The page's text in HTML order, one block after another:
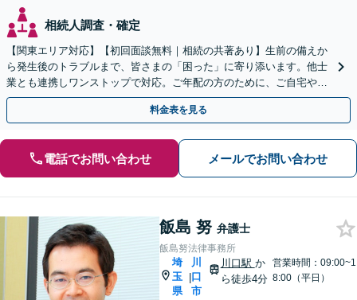
相続人調査・確定
【関東エリア対応】【初回面談無料｜相続の共著あり】生前の備えか
ら発生後のトラブルまで、皆さまの「困った」に寄り添います。他士
業とも連携しワンストップで対応。ご年配の方のために、ご自宅やご
近所への出張相談も実施【秘密厳守｜休日・夜間相談可】
料金表を見る
電話でお問い合わせ メールでお問い合わせ
飯島 努 弁護士
飯島努法律事務所
埼
玉
県
|
川
口
市
川口駅 か
ら徒歩4分
営業時間：09:00~1
8:00（平日）